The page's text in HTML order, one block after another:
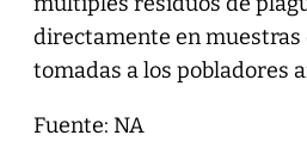
directamente en muestras
tomadas a los pobladores
Fuente: NA